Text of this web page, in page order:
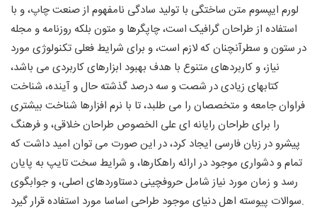
لورم ایپسوم متن ساختگی با تولید سادگی نامفهوم از صنعت چاپ، و با
استفاده از طراحان گرافیک است، چاپگرها و متون بلکه روزنامه و مجله
در ستون و سطرآنچنان که لازم است، و برای شرایط فعلی تکنولوژی مورد
نیاز، و کاربردهای متنوع با هدف بهبود ابزارهای کاربردی می باشد،
کتابهای زیادی در شصت و سه درصد گذشته حال و آینده، شناخت
فراوان جامعه و متخصصان را می طلبد، تا با نرم افزارها شناخت بیشتری
را برای طراحان رایانه ای علی الخصوص طراحان خلاقی، و فرهنگ
پیشرو در زبان فارسی ایجاد کرد، در این صورت می توان امید داشت که
تمام و دشواری موجود در ارائه راهکارها، و شرایط سخت تایپ به پایان
رسد و زمان مورد نیاز شامل حروفچینی دستاوردهای اصلی، و جوابگوی
سوالات پیوسته اهل دنیای موجود طراحی اساسا مورد استفاده قرار گیرد.